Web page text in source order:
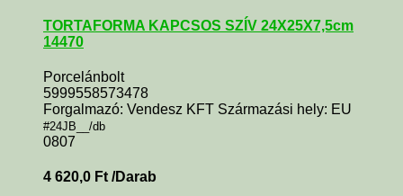
TORTAFORMA KAPCSOS SZÍV 24X25X7,5cm
14470
Porcelánbolt
5999558573478
Forgalmazó: Vendesz KFT Származási hely: EU
#24JB__/db
0807
4 620,0 Ft /Darab